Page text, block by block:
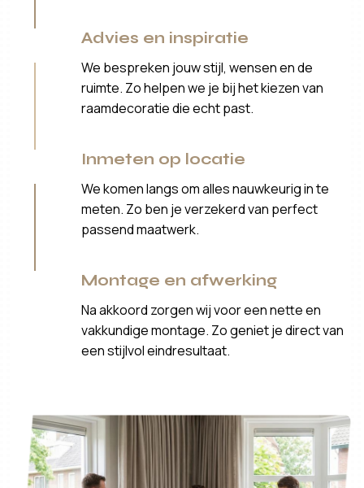
Advies en inspiratie
We bespreken jouw stijl, wensen en de
ruimte. Zo helpen we je bij het kiezen van
raamdecoratie die echt past.
Inmeten op locatie
We komen langs om alles nauwkeurig in te
meten. Zo ben je verzekerd van perfect
passend maatwerk.
Montage en afwerking
Na akkoord zorgen wij voor een nette en
vakkundige montage. Zo geniet je direct van
een stijlvol eindresultaat.